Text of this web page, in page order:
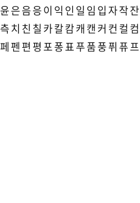
윤은음응이 익 인 일 임 입자작잔
측치 친 칠 카칼캄캐 캔 커 컨 컬 컴
페 펜 편 평 포퐁표푸품풍퓌퓨프